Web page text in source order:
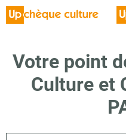
Votre point
Culture et